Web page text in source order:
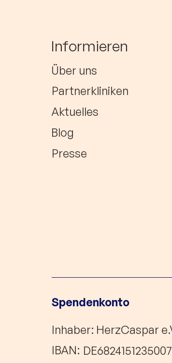
Informieren
Über uns
Partnerkliniken
Aktuelles
Blog
Presse
Spendenkonto
Inhaber: HerzCaspar
IBAN: